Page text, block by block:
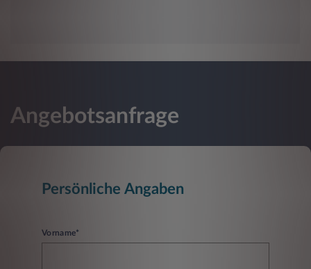
Angebotsanfrage
Persönliche Angaben
Vorname*